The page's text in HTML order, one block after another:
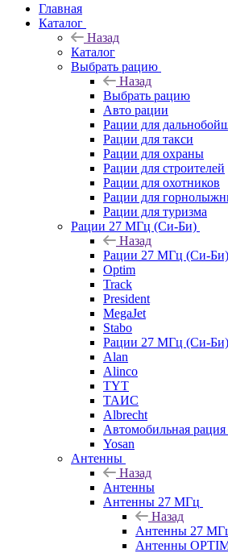
Главная
Каталог
Назад
Каталог
Выбрать рацию
Назад
Выбрать рацию
Авто рации
Рации для
Рации для такси
Рации для охраны
Рации для строителей
Рации для охотников
Рации для
Рации для туризма
Рации 27 МГц (Си-Би)
Назад
Рации 27 МГц (Си-Би)
Optim
Track
President
MegaJet
Stabo
Рации 27 МГц (Си-
Alan
Alinco
TYT
ТАИС
Albrecht
Автомобильная рация
Yosan
Антенны
Назад
Антенны
Антенны 27 МГц
Назад
Антенны 27
Антенны